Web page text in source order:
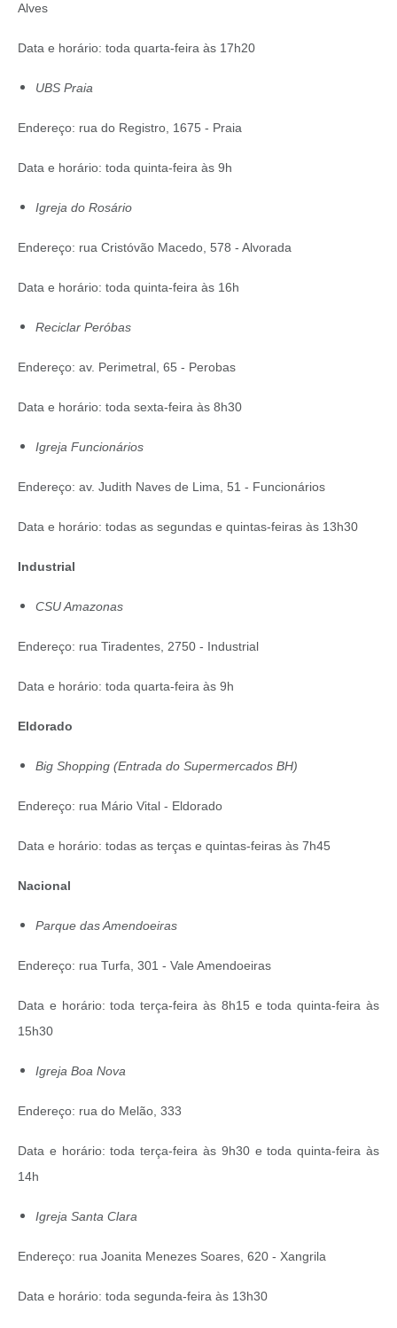
Alves
Data e horário: toda quarta-feira às 17h20
UBS Praia
Endereço: rua do Registro, 1675 - Praia
Data e horário: toda quinta-feira às 9h
Igreja do Rosário
Endereço: rua Cristóvão Macedo, 578 - Alvorada
Data e horário: toda quinta-feira às 16h
Reciclar Peróbas
Endereço: av. Perimetral, 65 - Perobas
Data e horário: toda sexta-feira às 8h30
Igreja Funcionários
Endereço: av. Judith Naves de Lima, 51 - Funcionários
Data e horário: todas as segundas e quintas-feiras às 13h30
Industrial
CSU Amazonas
Endereço: rua Tiradentes, 2750 - Industrial
Data e horário: toda quarta-feira às 9h
Eldorado
Big Shopping (Entrada do Supermercados BH)
Endereço: rua Mário Vital - Eldorado
Data e horário: todas as terças e quintas-feiras às 7h45
Nacional
Parque das Amendoeiras
Endereço: rua Turfa, 301 - Vale Amendoeiras
Data e horário: toda terça-feira às 8h15 e toda quinta-feira às
15h30
Igreja Boa Nova
Endereço: rua do Melão, 333
Data e horário: toda terça-feira às 9h30 e toda quinta-feira às
14h
Igreja Santa Clara
Endereço: rua Joanita Menezes Soares, 620 - Xangrila
Data e horário: toda segunda-feira às 13h30